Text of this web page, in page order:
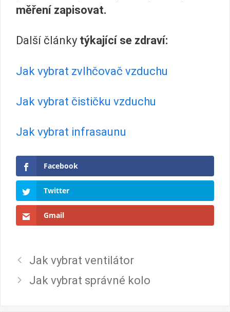
měření zapisovat.
Další články týkající se zdraví:
Jak vybrat zvlhčovač vzduchu
Jak vybrat čističku vzduchu
Jak vybrat infrasaunu
Facebook
Twitter
Gmail
Jak vybrat ventilátor
Jak vybrat správné kolo